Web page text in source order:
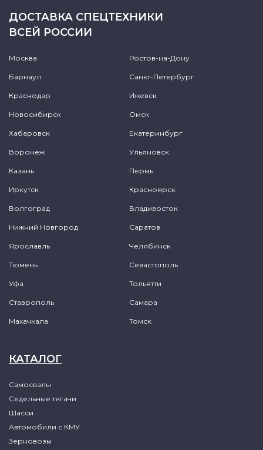
ДОСТАВКА СПЕЦТЕХНИКИ
ВСЕЙ РОССИИ
Москва Ростов-на-Дону
Барнаул Санкт-Петербург
Краснодар Ижевск
Новосибирск Омск
Хабаровск Екатеринбург
Воронеж Ульяновск
Казань Пермь
Иркутск Красноярск
Волгоград Владивосток
Нижний Новгород Саратов
Ярославль Челябинск
Тюмень Севастополь
Уфа Тольятти
Ставрополь Самара
Махачкала Томск
КАТАЛОГ
Самосвалы
Седельные тягачи
Шасси
Автомобили с КМУ
Зерновозы